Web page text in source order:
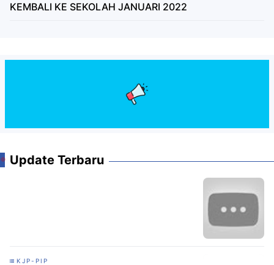
KEMBALI KE SEKOLAH JANUARI 2022
Update Terbaru
KJP-PIP